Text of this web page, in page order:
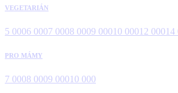
VEGETARIÁN
5 0006 0007 0008 0009 00010 00012 00014
PRO MÁMY
7 0008 0009 00010 000